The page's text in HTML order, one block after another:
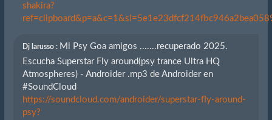
shakira?
Dj larusso : Mi Psy Goa amigos .......recuperado 2025.
Escucha Superstar Fly around(psy trance Ultra HQ
Atmospheres) - Androider .mp3 de Androider en
#SoundCloud
https://soundcloud.com/androider/superstar-fly-around-
psy?